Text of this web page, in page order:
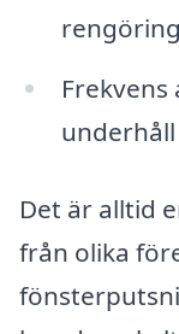
Det är alltid
från olika